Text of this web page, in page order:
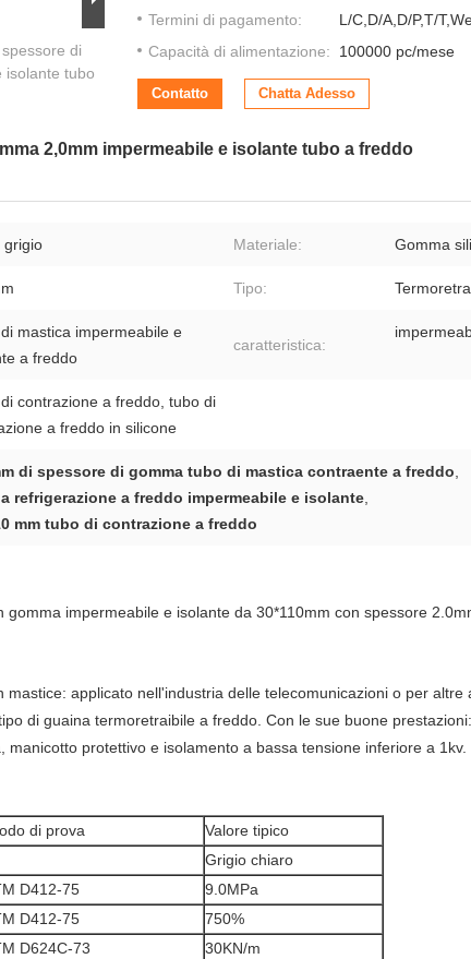
di
isolante tubo
Termini di pagamento:
L/C,D/A,D/P,T/
Capacità di alimentazione:
100000 pc/mese
Contatto Chatta Adesso
2,0mm impermeabile e isolante tubo a freddo
grigio Materiale: Gomma
Tipo:
mastica impermeabile e
a freddo
caratteristica:
contrazione a freddo, tubo di
a freddo in silicone
di spessore di gomma tubo di mastica contraente a freddo,
refrigerazione a freddo impermeabile e isolante,
mm tubo di contrazione a freddo
impermeabile e isolante da 30*110mm con spessore
applicato nell'industria delle telecomunicazioni o per altre
di guaina termoretraibile a freddo. Con le sue buone
manicotto protettivo e isolamento a bassa tensione inferiore a 1kv.
di prova
Valore tipico
Grigio chiaro
D412-75
9.0MPa
D412-75
750%
D624C-73
30KN/m